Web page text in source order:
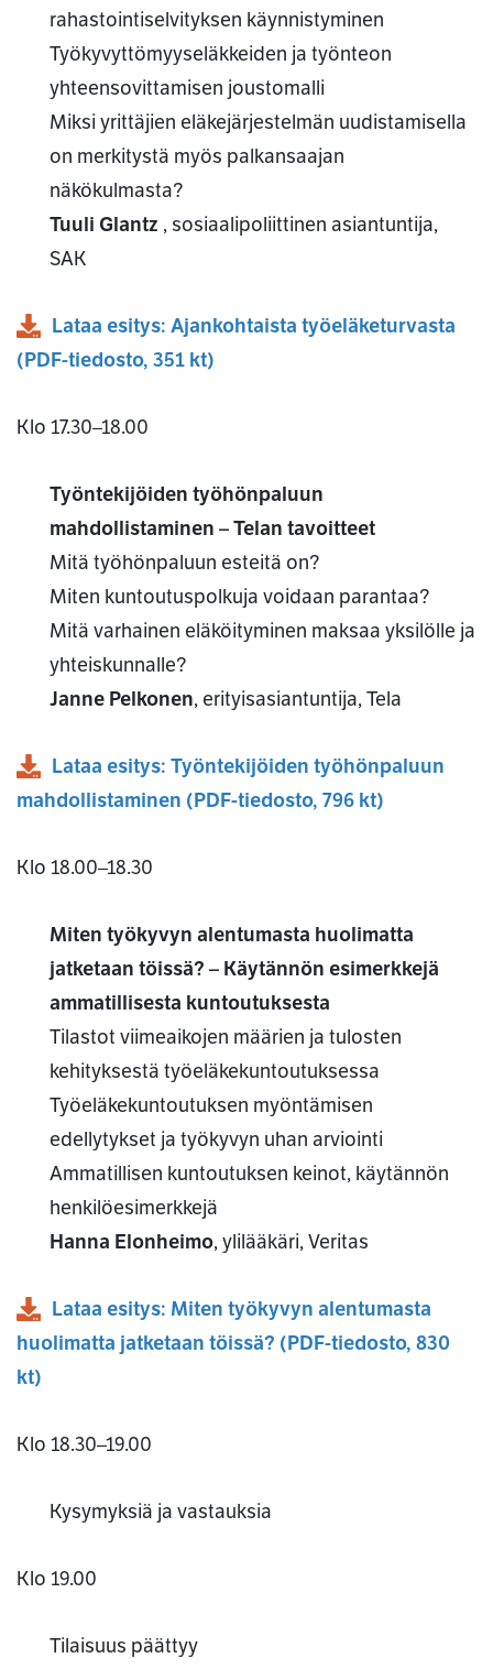
rahastointiselvityksen käynnistyminen
Työkyvyttömyyseläkkeiden ja työnteon
yhteensovittamisen joustomalli
Miksi yrittäjien eläkejärjestelmän uudistamisella
on merkitystä myös palkansaajan
näkökulmasta?
Tuuli Glantz , sosiaalipoliittinen asiantuntija,
SAK
Lataa esitys: Ajankohtaista työeläketurvasta
(PDF-tiedosto, 351 kt)
Klo 17.30–18.00
Työntekijöiden työhönpaluun
mahdollistaminen – Telan tavoitteet
Mitä työhönpaluun esteitä on?
Miten kuntoutuspolkuja voidaan parantaa?
Mitä varhainen eläköityminen maksaa yksilölle ja
yhteiskunnalle?
Janne Pelkonen, erityisasiantuntija, Tela
Lataa esitys: Työntekijöiden työhönpaluun
mahdollistaminen (PDF-tiedosto, 796 kt)
Klo 18.00–18.30
Miten työkyvyn alentumasta huolimatta
jatketaan töissä? – Käytännön esimerkkejä
ammatillisesta kuntoutuksesta
Tilastot viimeaikojen määrien ja tulosten
kehityksestä työeläkekuntoutuksessa
Työeläkekuntoutuksen myöntämisen
edellytykset ja työkyvyn uhan arviointi
Ammatillisen kuntoutuksen keinot, käytännön
henkilöesimerkkejä
Hanna Elonheimo, ylilääkäri, Veritas
Lataa esitys: Miten työkyvyn alentumasta
huolimatta jatketaan töissä? (PDF-tiedosto, 830
kt)
Klo 18.30–19.00
Kysymyksiä ja vastauksia
Klo 19.00
Tilaisuus päättyy